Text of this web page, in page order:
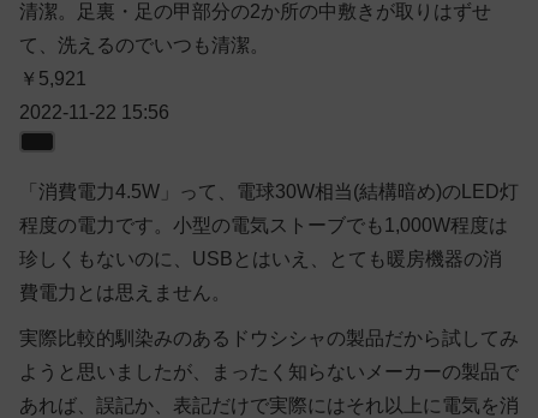
清潔。足裏・足の甲部分の2か所の中敷きが取りはずせ
て、洗えるのでいつも清潔。
￥5,921
2022-11-22 15:56
「消費電力4.5W」って、電球30W相当(結構暗め)のLED灯
程度の電力です。小型の電気ストーブでも1,000W程度は
珍しくもないのに、USBとはいえ、とても暖房機器の消
費電力とは思えません。
実際比較的馴染みのあるドウシシャの製品だから試してみ
ようと思いましたが、まったく知らないメーカーの製品で
あれば、誤記か、表記だけで実際にはそれ以上に電気を消